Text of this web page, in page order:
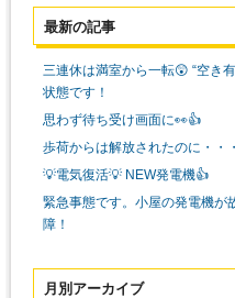
最新の記事
三連休は満室から一転😲 “空き
状態です！
思わず待ち受け画面に👀👍
歩荷からは解放されたのに・・・
💡電気復活💡 NEW発電機👍
緊急事態です。小屋の発電機が
障！
月別アーカイブ